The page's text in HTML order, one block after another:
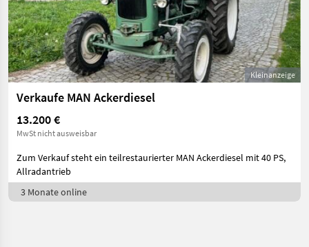
Kleinanzeige
Verkaufe MAN Ackerdiesel
13.200 €
MwSt nicht ausweisbar
Zum Verkauf steht ein teilrestaurierter MAN Ackerdiesel mit 40 PS,
Allradantrieb
3 Monate online